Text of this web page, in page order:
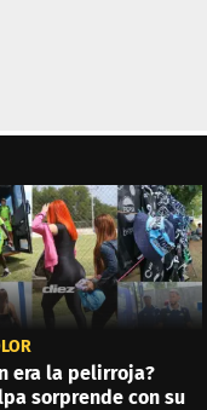
era la pelirroja?
sorprende con su